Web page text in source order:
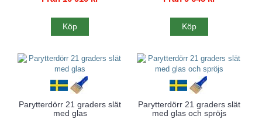
Köp Köp
Parytterdörr 21 graders slät
med glas
Parytterdörr 21 graders slät
med glas och spröjs